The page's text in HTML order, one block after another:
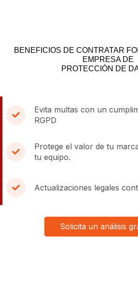
BENEFICIOS DE CONTRATAR
EMPRESA DE
PROTECCIÓN DE
Evita multas con un
RGPD
Protege el valor de tu
tu equipo.
Actualizaciones legales
Solicita un análisis